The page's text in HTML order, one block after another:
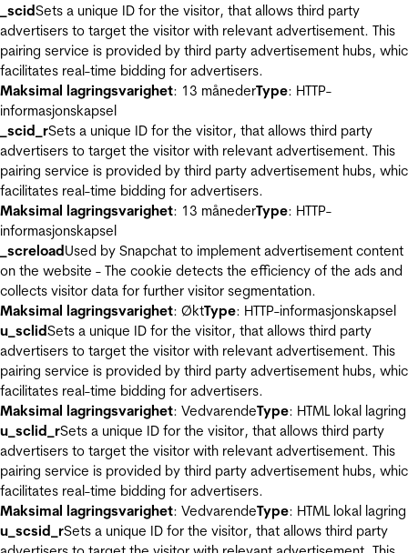
_scidSets a unique ID for the visitor, that allows third party
advertisers to target the visitor with relevant advertisement. This
pairing service is provided by third party advertisement hubs,
facilitates real-time bidding for advertisers.
Maksimal lagringsvarighet: 13 månederType: HTTP-
informasjonskapsel
_scid_rSets a unique ID for the visitor, that allows third party
advertisers to target the visitor with relevant advertisement. This
pairing service is provided by third party advertisement hubs,
facilitates real-time bidding for advertisers.
Maksimal lagringsvarighet: 13 månederType: HTTP-
informasjonskapsel
_screloadUsed by Snapchat to implement advertisement content
on the website - The cookie detects the efficiency of the ads and
collects visitor data for further visitor segmentation.
Maksimal lagringsvarighet: ØktType: HTTP-informasjonskapsel
u_sclidSets a unique ID for the visitor, that allows third party
advertisers to target the visitor with relevant advertisement. This
pairing service is provided by third party advertisement hubs,
facilitates real-time bidding for advertisers.
Maksimal lagringsvarighet: VedvarendeType: HTML lokal lagring
u_sclid_rSets a unique ID for the visitor, that allows third party
advertisers to target the visitor with relevant advertisement. This
pairing service is provided by third party advertisement hubs,
facilitates real-time bidding for advertisers.
Maksimal lagringsvarighet: VedvarendeType: HTML lokal lagring
u_scsid_rSets a unique ID for the visitor, that allows third party